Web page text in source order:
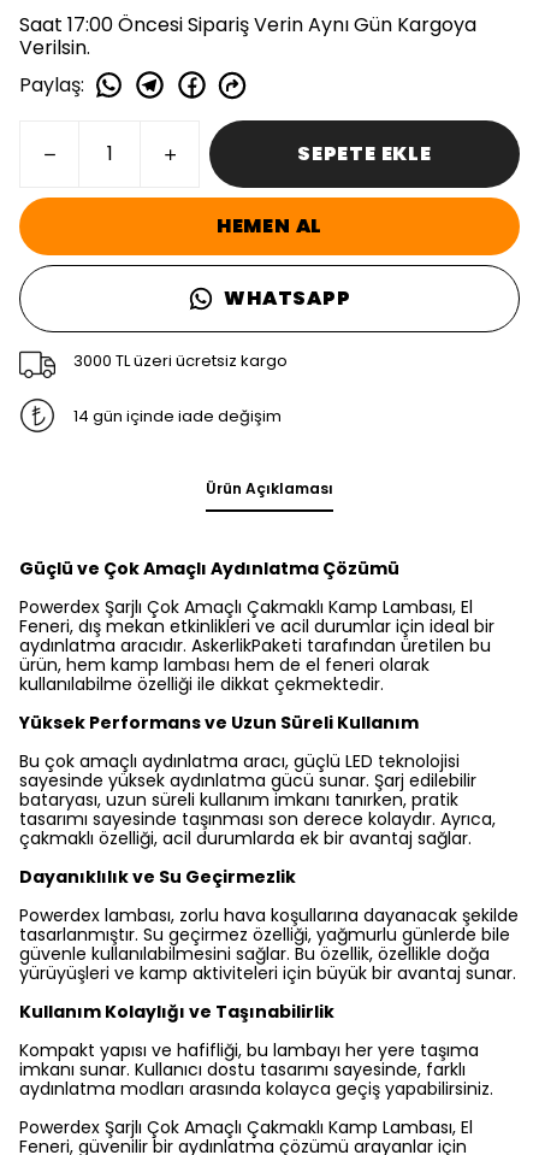
Saat 17:00 Öncesi Sipariş Verin Aynı Gün Kargoya
Verilsin.
Paylaş:
SEPETE EKLE
HEMEN AL
WHATSAPP
3000 TL üzeri ücretsiz kargo
14 gün içinde iade değişim
Ürün Açıklaması
Güçlü ve Çok Amaçlı Aydınlatma Çözümü
Powerdex Şarjlı Çok Amaçlı Çakmaklı Kamp Lambası, El
Feneri, dış mekan etkinlikleri ve acil durumlar için ideal bir
aydınlatma aracıdır. AskerlikPaketi tarafından üretilen bu
ürün, hem kamp lambası hem de el feneri olarak
kullanılabilme özelliği ile dikkat çekmektedir.
Yüksek Performans ve Uzun Süreli Kullanım
Bu çok amaçlı aydınlatma aracı, güçlü LED teknolojisi
sayesinde yüksek aydınlatma gücü sunar. Şarj edilebilir
bataryası, uzun süreli kullanım imkanı tanırken, pratik
tasarımı sayesinde taşınması son derece kolaydır. Ayrıca,
çakmaklı özelliği, acil durumlarda ek bir avantaj sağlar.
Dayanıklılık ve Su Geçirmezlik
Powerdex lambası, zorlu hava koşullarına dayanacak şekilde
tasarlanmıştır. Su geçirmez özelliği, yağmurlu günlerde bile
güvenle kullanılabilmesini sağlar. Bu özellik, özellikle doğa
yürüyüşleri ve kamp aktiviteleri için büyük bir avantaj sunar.
Kullanım Kolaylığı ve Taşınabilirlik
Kompakt yapısı ve hafifliği, bu lambayı her yere taşıma
imkanı sunar. Kullanıcı dostu tasarımı sayesinde, farklı
aydınlatma modları arasında kolayca geçiş yapabilirsiniz.
Powerdex Şarjlı Çok Amaçlı Çakmaklı Kamp Lambası, El
Feneri, güvenilir bir aydınlatma çözümü arayanlar için